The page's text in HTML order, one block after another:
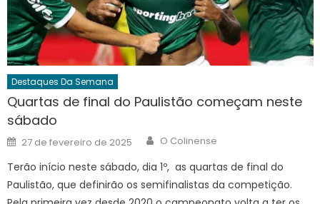
Destaques Da Semana
Quartas de final do Paulistão começam neste
sábado
Posted
on
27 de fevereiro de 2025 Author
O Colinense
Terão início neste sábado, dia 1º, as quartas de final do
Paulistão, que definirão os semifinalistas da competição.